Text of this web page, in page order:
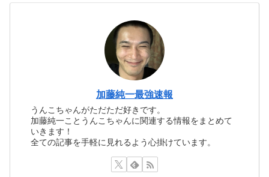
加藤純一最強速報
うんこちゃんがただただ好きです。
加藤純一ことうんこちゃんに関連する情報をまとめて
いきます！
全ての記事を手軽に見れるよう心掛けています。